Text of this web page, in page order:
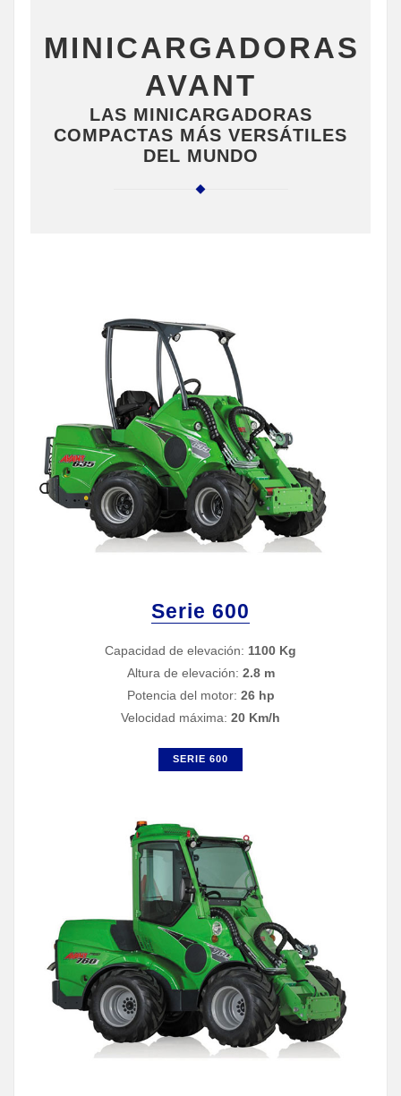
MINICARGADORAS
AVANT
LAS MINICARGADORAS
COMPACTAS MÁS VERSÁTILES
DEL MUNDO
Serie 600
Capacidad de elevación: 1100 Kg
Altura de elevación: 2.8 m
Potencia del motor: 26 hp
Velocidad máxima: 20 Km/h
SERIE 600